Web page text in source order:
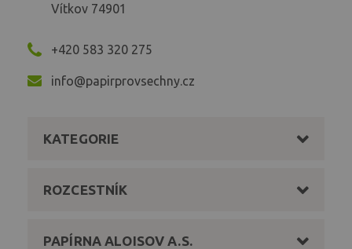
Vítkov 74901
+420 583 320 275
info@papirprovsechny.cz
KATEGORIE
ROZCESTNÍK
PAPÍRNA ALOISOV A.S.